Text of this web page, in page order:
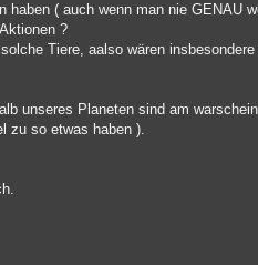
haben ( auch wenn man nie GENAU
?
Tiere, aalso wären
unseres Planeten sind am
zu so etwas haben ).